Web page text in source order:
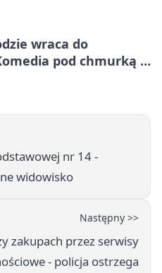
wraca do
pod chmurką w
nr 14 -
widowisko
Następny >>
zakupach przez serwisy
- policja ostrzega